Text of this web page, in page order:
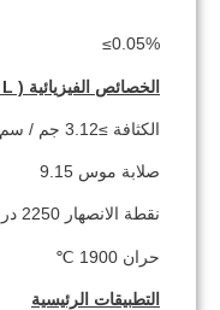
≤0.05%
الخصائص الفيزيائية ( L)
الكثافة ≥3.12 جم / سم
صلابة موس 9.15
نقطة الانصهار 2250 درجة مئوية
حران 1900 ℃
التطبيقات الرئيسية